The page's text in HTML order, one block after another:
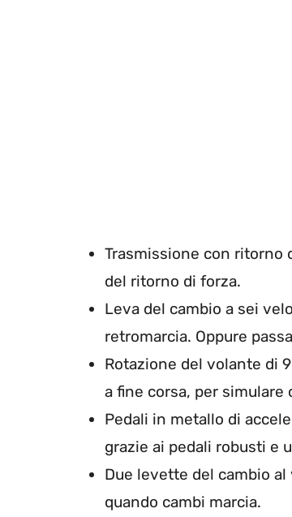
Trasmissione con
del ritorno di forza.
Leva del cambio a sei
retromarcia. Oppure
Rotazione del volante di
a fine corsa, per
Pedali in metallo di
grazie ai pedali robusti e
Due levette del cambio
quando cambi marcia.